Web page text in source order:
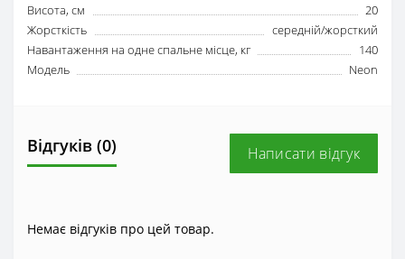
Висота, см
20
Жорсткість
середній/жорсткий
Навантаження на одне спальне місце, кг
140
Модель
Neon
Відгуків (0) Написати відгук
Немає відгуків про цей товар.